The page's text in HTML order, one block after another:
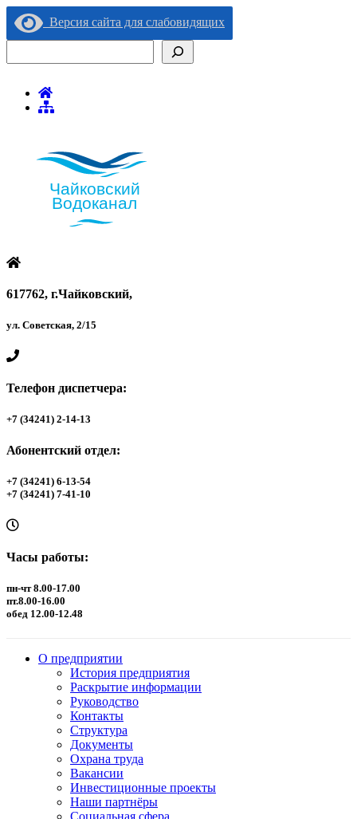
Версия сайта для слабовидящих
617762, г.Чайковский,
ул. Советская, 2/15
Телефон диспетчера:
+7 (34241) 2-14-13
Абонентский отдел:
+7 (34241) 6-13-54
+7 (34241) 7-41-10
Часы работы:
пн-чт 8.00-17.00
пт.8.00-16.00
обед 12.00-12.48
О предприятии
История предприятия
Раскрытие информации
Руководство
Контакты
Структура
Документы
Охрана труда
Вакансии
Инвестиционные проекты
Наши партнёры
Социальная сфера